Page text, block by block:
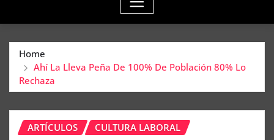
Home
Ahí La Lleva Peña De 100% De Población 80% Lo
Rechaza
ARTÍCULOS CULTURA LABORAL